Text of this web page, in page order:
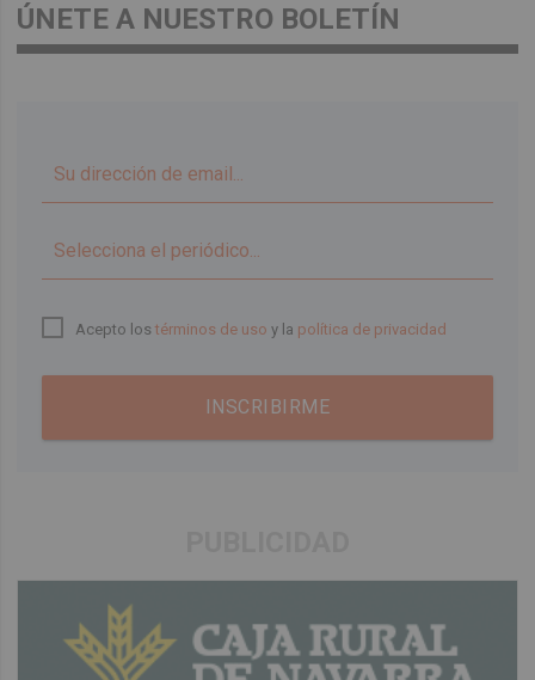
ÚNETE A NUESTRO BOLETÍN
Acepto lostérminos de uso y la política de privacidad
INSCRIBIRME